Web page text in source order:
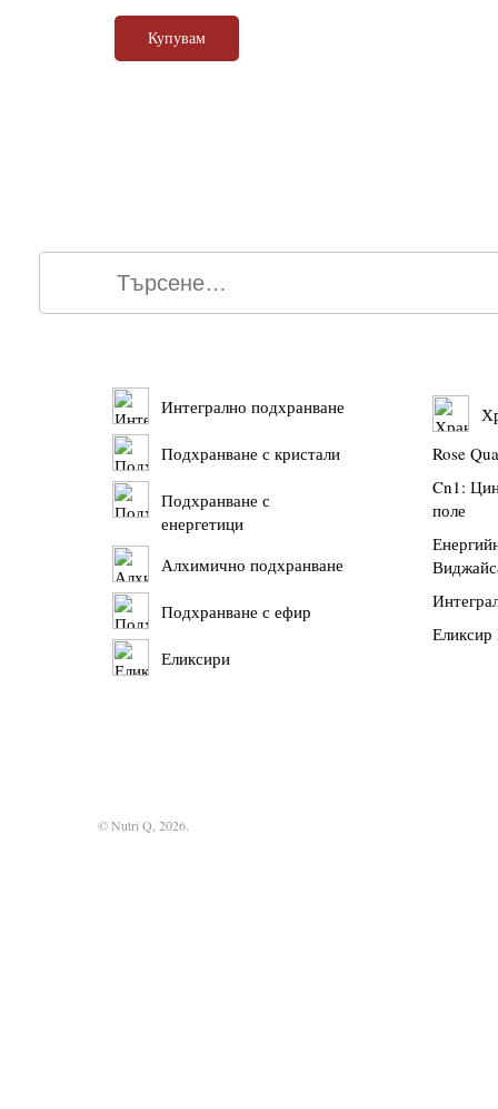
Купувам
Интегрално подхранване
Подхранване с кристали
Подхранване с
енергетици
Алхимично подхранване
Подхранване с ефир
Еликсири
Rose
Cn1:
поле
© Nutri Q, 2026.